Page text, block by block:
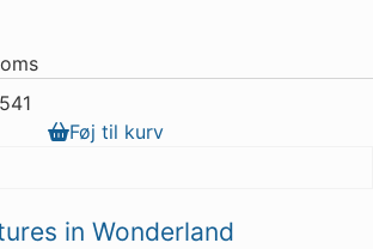
Føj til kurv
in Wonderland